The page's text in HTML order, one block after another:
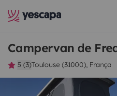
Campervan de
5 (3)Toulouse (31000), França